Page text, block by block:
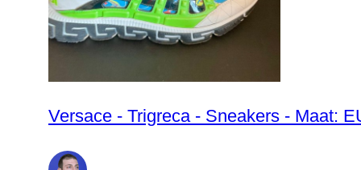
Versace - Trigreca - Sneakers - Maat: